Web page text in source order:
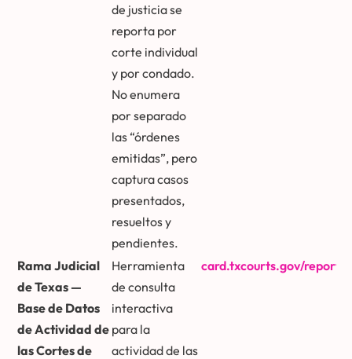
de justicia se
reporta por
corte individual
y por condado.
No enumera
por separado
las “órdenes
emitidas”, pero
captura casos
presentados,
resueltos y
pendientes.
Rama Judicial
de Texas —
Base de Datos
de Actividad de
las Cortes de
Herramienta
de consulta
interactiva
para la
actividad de las
card.txcourts.gov/